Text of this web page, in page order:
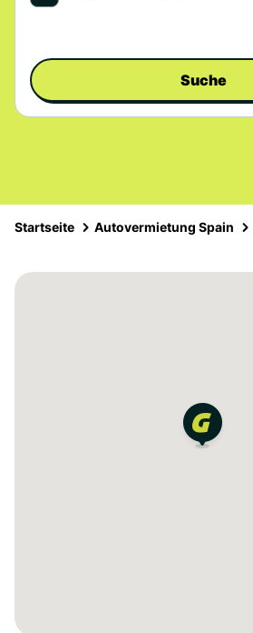
Suche
Startseite Autovermietung Spain